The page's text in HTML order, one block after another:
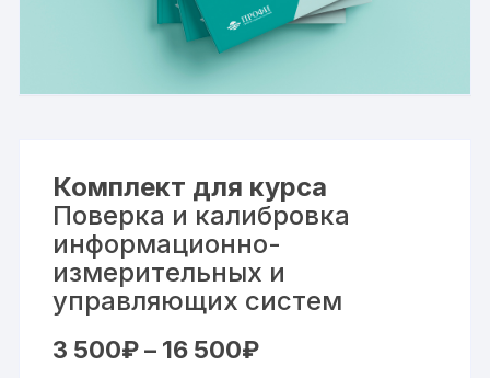
Комплект для курса
Поверка и калибровка
информационно-
измерительных и
управляющих систем
3 500₽ – 16 500₽Диапазон